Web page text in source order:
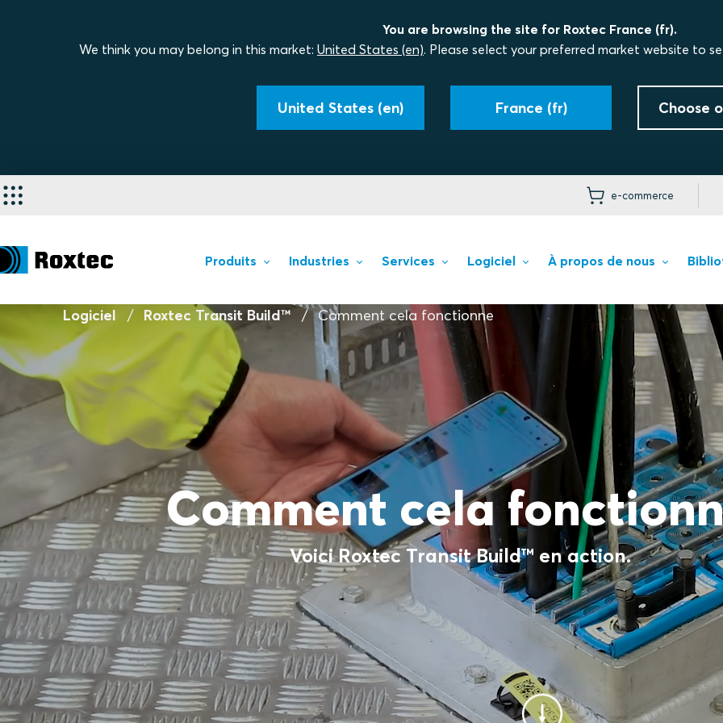
You are browsing the site for Roxtec France (fr).
We think you may belong in this market: United States (en). Please select your preferred market website to
United States (en) France (fr) Choose
e-commerce
Produits Industries Services Logiciel À propos de nous
Logiciel Roxtec Transit Build™ Comment cela fonctionne​
Comment cela
Voici Roxtec Transit Build™ en action.